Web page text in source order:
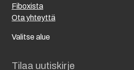
Tilaa uutiskirje
Fiboxista
Ota yhteyttä
Valitse alue